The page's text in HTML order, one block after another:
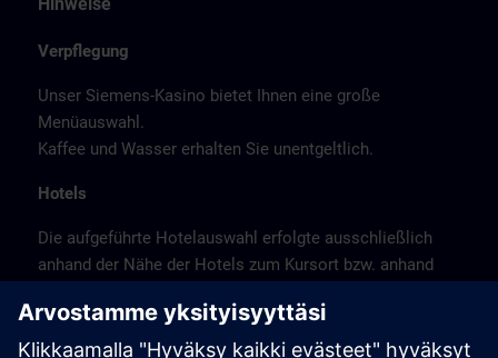
Verpflegung
Unser Siemens-Kasino bietet Ihnen eine große
Menüauswahl.
Kaffee und Wasser erhalten Sie unentgeltlich.
Hotels
Die aufgeführte Hotelauswahl erfolgte ausschließlich
anhand der Nähe der Hotels zum Kursort bzw. anhand
Veranstaltungsort.
Es handelt sich hierbei nicht um Siemens-